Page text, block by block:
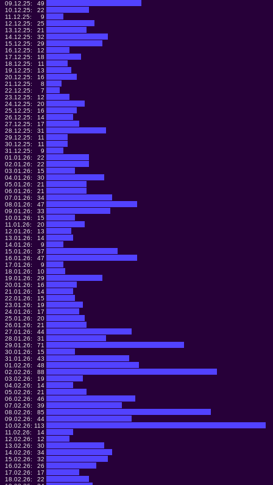
09.12.25:
49
10.12.25:
22
11.12.25:
9
12.12.25:
25
13.12.25:
21
14.12.25:
32
15.12.25:
29
16.12.25:
12
17.12.25:
18
18.12.25:
11
19.12.25:
13
20.12.25:
16
21.12.25:
8
22.12.25:
7
23.12.25:
12
24.12.25:
20
25.12.25:
16
26.12.25:
14
27.12.25:
17
28.12.25:
31
29.12.25:
11
30.12.25:
11
31.12.25:
9
01.01.26:
22
02.01.26:
22
03.01.26:
15
04.01.26:
30
05.01.26:
21
06.01.26:
21
07.01.26:
34
08.01.26:
47
09.01.26:
33
10.01.26:
15
11.01.26:
20
12.01.26:
13
13.01.26:
14
14.01.26:
9
15.01.26:
37
16.01.26:
47
17.01.26:
9
18.01.26:
10
19.01.26:
29
20.01.26:
16
21.01.26:
14
22.01.26:
15
23.01.26:
19
24.01.26:
17
25.01.26:
20
26.01.26:
21
27.01.26:
44
28.01.26:
31
29.01.26:
71
30.01.26:
15
31.01.26:
43
01.02.26:
48
02.02.26:
88
03.02.26:
19
04.02.26:
14
05.02.26:
21
06.02.26:
46
07.02.26:
39
08.02.26:
85
09.02.26:
44
10.02.26: 113
11.02.26:
14
12.02.26:
12
13.02.26:
30
14.02.26:
34
15.02.26:
32
16.02.26:
26
17.02.26:
17
18.02.26:
22